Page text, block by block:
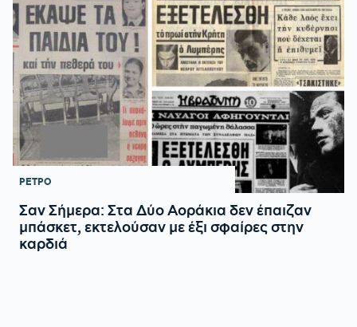
ΡΕΤΡΟ
Σαν Σήμερα: Στα Δύο Αοράκια δεν έπαιζαν
μπάσκετ, εκτελούσαν με έξι σφαίρες στην
καρδιά